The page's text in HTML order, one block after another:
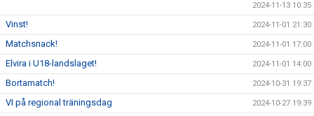
2024-11-13 10:35
Vinst! 2024-11-01 21:30
Matchsnack! 2024-11-01 17:00
Elvira i U18-landslaget! 2024-11-01 14:00
Bortamatch! 2024-10-31 19:37
VI på regional träningsdag 2024-10-27 19:39